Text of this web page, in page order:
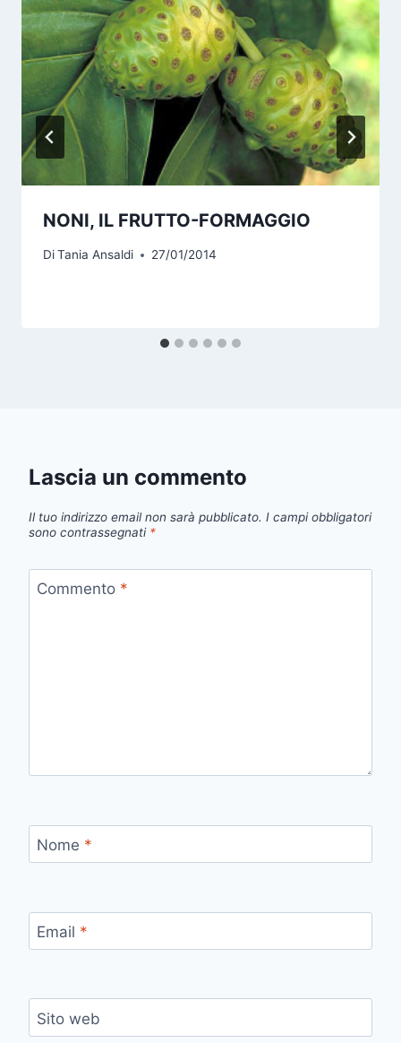
NONI, IL FRUTTO-FORMAGGIO
DiTania Ansaldi 27/01/2014
Lascia un commento
Il tuo indirizzo email non sarà pubblicato. I campi obbligatori
sono contrassegnati *
Commento *
Nome *
Email *
Sito web